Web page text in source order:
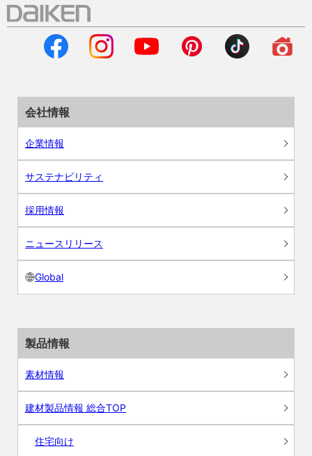
会社情報
企業情報
サステナビリティ
採用情報
ニュースリリース
Global
製品情報
素材情報
建材製品情報 総合TOP
住宅向け